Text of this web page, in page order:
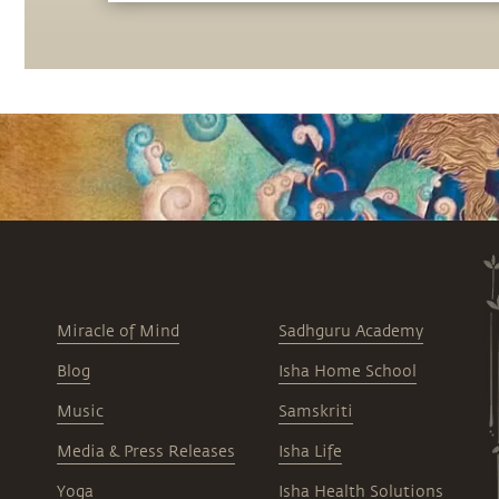
Miracle of Mind
Blog
Music
Media & Press Releases
Yoga
Sadhguru Academy
Isha Home School
Samskriti
Isha Life
Isha Health Solutions